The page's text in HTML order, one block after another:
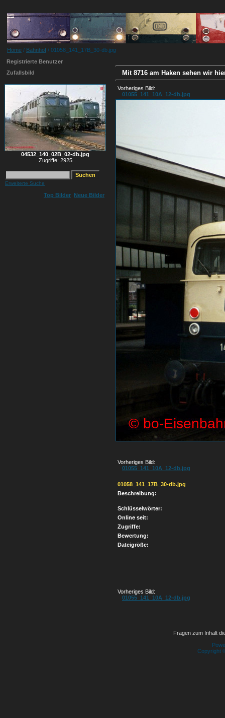
Home / Bahnhof / 01058_141_17B_30-db.jpg
Registrierte Benutzer
Zufallsbild
04532_140_02B_02-db.jpg
Zugriffe: 2925
Erweiterte Suche
Top Bilder Neue Bilder
Mit 8716 am Haken sehen wir
Vorheriges Bild:
01055_141_10A_12-db.jpg
Vorheriges Bild:
01055_141_10A_12-db.jpg
01058_141_17B_30-db.jpg
Beschreibung:
Schlüsselwörter:
Online seit:
Zugriffe:
Bewertung:
Dateigröße:
Vorheriges Bild:
01055_141_10A_12-db.jpg
Fragen zum Inhalt
Copyright